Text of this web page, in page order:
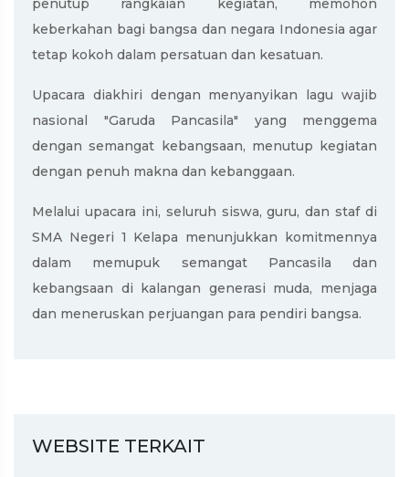
penutup rangkaian kegiatan, memohon
keberkahan bagi bangsa dan negara Indonesia agar
tetap kokoh dalam persatuan dan kesatuan.
Upacara diakhiri dengan menyanyikan lagu wajib
nasional "Garuda Pancasila" yang menggema
dengan semangat kebangsaan, menutup kegiatan
dengan penuh makna dan kebanggaan.
Melalui upacara ini, seluruh siswa, guru, dan staf di
SMA Negeri 1 Kelapa menunjukkan komitmennya
dalam memupuk semangat Pancasila dan
kebangsaan di kalangan generasi muda, menjaga
dan meneruskan perjuangan para pendiri bangsa.
WEBSITE TERKAIT